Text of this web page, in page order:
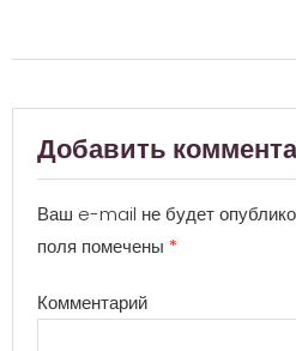
Добавить
Ваш e-mail не будет
поля помечены *
Комментарий